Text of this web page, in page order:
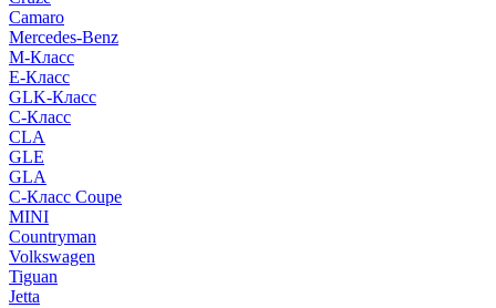
Camaro
Mercedes-Benz
M-Класс
E-Класс
GLK-Класс
C-Класс
CLA
GLE
GLA
C-Класс Coupe
MINI
Countryman
Volkswagen
Tiguan
Jetta